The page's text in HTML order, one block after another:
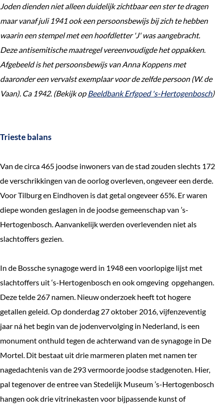
Joden dienden niet alleen duidelijk zichtbaar een ster te dragen
maar vanaf juli 1941 ook een persoonsbewijs bij zich te hebben
waarin een stempel met een hoofdletter 'J' was aangebracht.
Deze antisemitische maatregel vereenvoudigde het oppakken.
Afgebeeld is het persoonsbewijs van Anna Koppens met
daaronder een vervalst exemplaar voor de zelfde persoon (W. de
Vaan). Ca 1942. (Bekijk opBeeldbank Erfgoed 's-Hertogenbosch)
Trieste balans
Van de circa 465 joodse inwoners van de stad zouden slechts 172
de verschrikkingen van de oorlog overleven, ongeveer een derde.
Voor Tilburg en Eindhoven is dat getal ongeveer 65%. Er waren
diepe wonden geslagen in de joodse gemeenschap van ’s-
Hertogenbosch. Aanvankelijk werden overlevenden niet als
slachtoffers gezien.
In de Bossche synagoge werd in 1948 een voorlopige lijst met
slachtoffers uit ‘s-Hertogenbosch en ook omgeving opgehangen.
Deze telde 267 namen. Nieuw onderzoek heeft tot hogere
getallen geleid. Op donderdag 27 oktober 2016, vijfenzeventig
jaar ná het begin van de jodenvervolging in Nederland, is een
monument onthuld tegen de achterwand van de synagoge in De
Mortel. Dit bestaat uit drie marmeren platen met namen ter
nagedachtenis van de 293 vermoorde joodse stadgenoten. Hier,
pal tegenover de entree van Stedelijk Museum ’s-Hertogenbosch
hangen ook drie vitrinekasten voor bijpassende kunst of